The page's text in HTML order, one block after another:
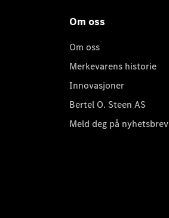
Om oss
Om oss
Merkevarens historie
Innovasjoner
Bertel O. Steen AS
Meld deg på nyhetsbrev